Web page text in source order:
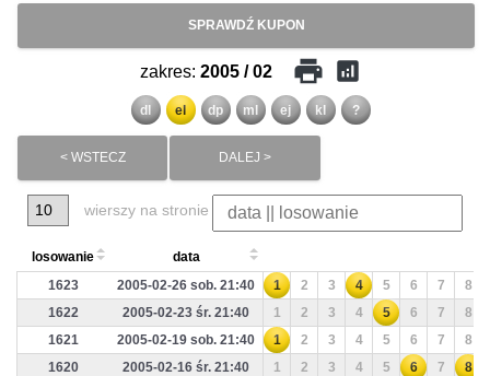
SPRAWDŹ KUPON
zakres: 2005 / 02 print analytics
dl el dp ml ej kl ?
< WSTECZ DALEJ >
wierszy na stronie
losowanie
data
1623
2005-02-26 sob. 21:40 1 2 3 4 5 6 7
8
1622
2005-02-23 śr. 21:40 1 2 3 4 5 6 7
8
1621
2005-02-19 sob. 21:40 1 2 3 4 5 6 7
8
1620
2005-02-16 śr. 21:40 1 2 3 4 5 6 7
8